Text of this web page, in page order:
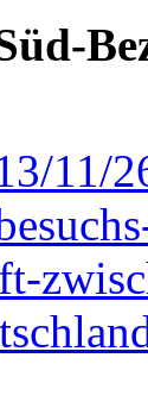
11/